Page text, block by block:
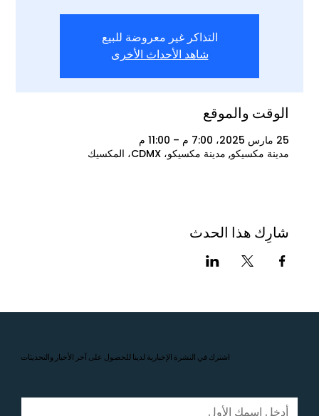
التذاكر غير معروضة للبيع
شاهد الأحداث الأخرى
الوقت والموقع
25 مارس 2025، 7:00 م – 11:00 م
مدينة مكسيكو, مدينة مكسيكو، CDMX، المكسيك
شارِك هذا الحدث
اشترك في النشرة الإخبارية لدينا للحصول على آخر الأخبار والتحديثات